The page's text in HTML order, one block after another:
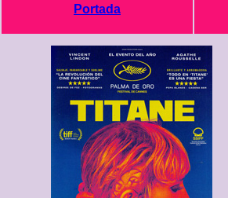
Portada